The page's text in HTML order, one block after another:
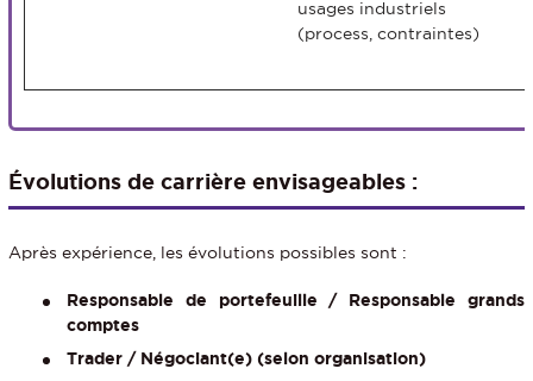
usages industriels
(process, contraintes)
Évolutions de carrière envisageables :
Après expérience, les évolutions possibles sont :
Responsable de portefeuille / Responsable grands
comptes
Trader / Négociant(e) (selon organisation)